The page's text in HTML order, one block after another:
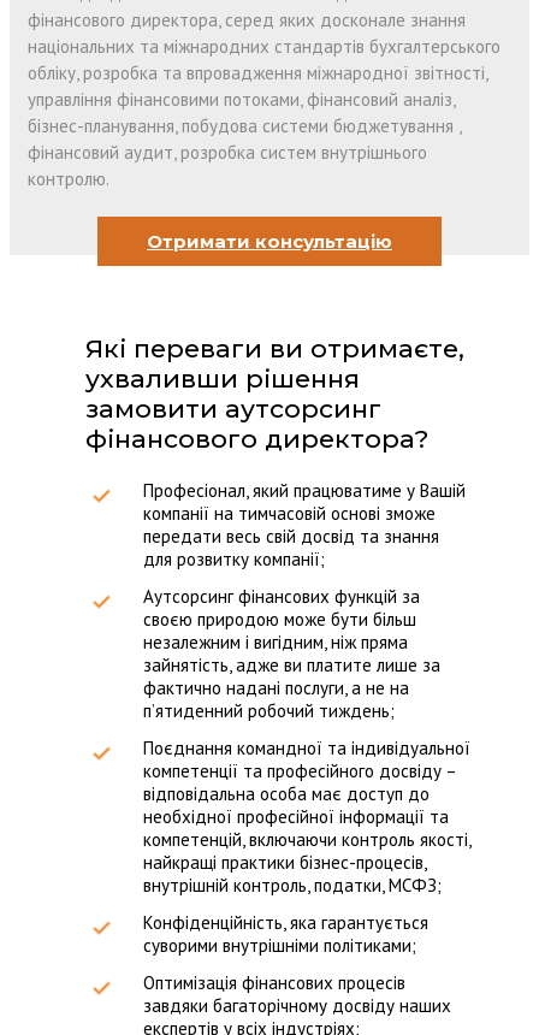
фінансового директора, серед яких досконале знання
національних та міжнародних стандартів бухгалтерського
обліку, розробка та впровадження міжнародної звітності,
управління фінансовими потоками, фінансовий аналіз,
бізнес-планування, побудова системи бюджетування ,
фінансовий аудит, розробка систем внутрішнього
контролю.
Отримати консультацію
Які переваги ви отримаєте,
ухваливши рішення
замовити аутсорсинг
фінансового директора?
Професіонал, який працюватиме у Вашій
компанії на тимчасовій основі зможе
передати весь свій досвід та знання
для розвитку компанії;
Аутсорсинг фінансових функцій за
своєю природою може бути більш
незалежним і вигідним, ніж пряма
зайнятість, адже ви платите лише за
фактично надані послуги, а не на
п’ятиденний робочий тиждень;
Поєднання командної та індивідуальної
компетенції та професійного досвіду –
відповідальна особа має доступ до
необхідної професійної інформації та
компетенцій, включаючи контроль якості,
найкращі практики бізнес-процесів,
внутрішній контроль, податки, МСФЗ;
Конфіденційність, яка гарантується
суворими внутрішніми політиками;
Оптимізація фінансових процесів
завдяки багаторічному досвіду наших
експертів у всіх індустріях;